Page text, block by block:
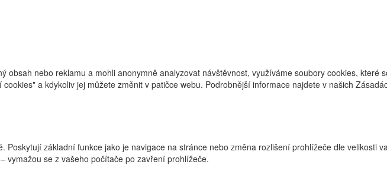
obsah nebo reklamu a mohli anonymně analyzovat návštěvnost, využíváme soubory cookies, které
a kdykoliv jej můžete změnit v patičce webu. Podrobnější informace najdete v našich
Poskytují základní funkce jako je navigace na stránce nebo změna rozlišení prohlížeče dle velikosti
vymažou se z vašeho počítače po zavření prohlížeče.